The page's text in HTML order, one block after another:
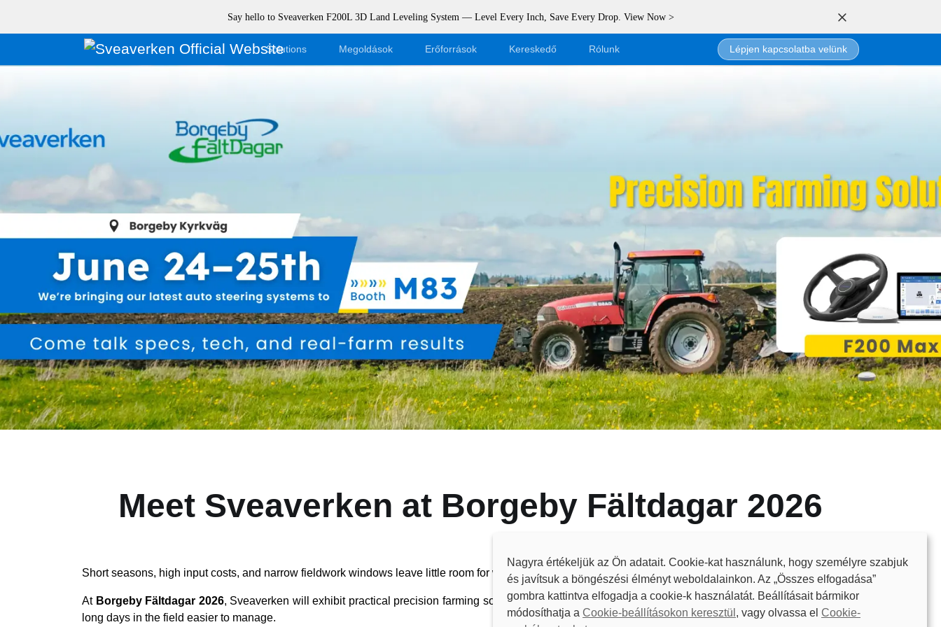
Say hello to Sveaverken F200L 3D Land Leveling System — Level Every Inch, Save Every Drop. View Now >
Solutions Megoldások Erőforrások Kereskedő Rólunk Lépjen kapcsolatba velünk
Meet Sveaverken at Borgeby Fältdagar 2026
Short seasons, high input costs, and narrow fieldwork windows leave little room for wasted passes.
At Borgeby Fältdagar 2026, Sveaverken will exhibit practical precision farming solutions that help farmers work more accurately, reduce overlap, and make
long days in the field easier to manage.
Nagyra értékeljük az Ön adatait. Cookie-kat használunk, hogy személyre szabjuk
és javítsuk a böngészési élményt weboldalainkon. Az „Összes elfogadása”
gombra kattintva elfogadja a cookie-k használatát. Beállításait bármikor
módosíthatja a Cookie-beállításokon keresztül , vagy olvassa el Cookie-